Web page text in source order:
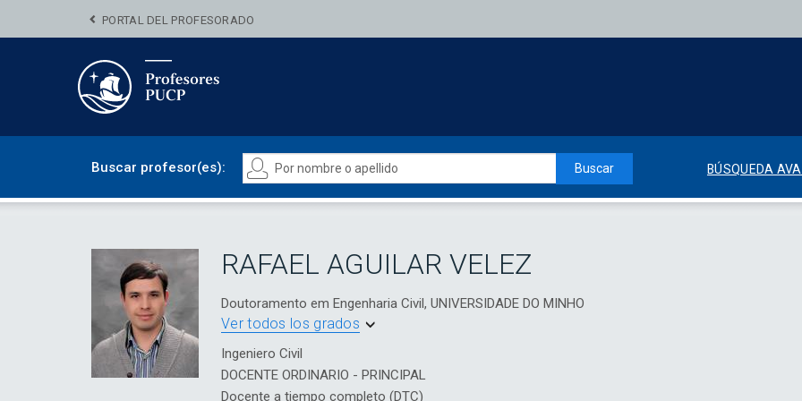
PORTAL DEL PROFESORADO
Buscar profesor(es): Buscar BÚSQUEDA
RAFAEL AGUILAR VELEZ
Doutoramento em Engenharia Civil, UNIVERSIDADE DO MINHO
Ver todos los grados
Ingeniero Civil
DOCENTE ORDINARIO - PRINCIPAL
Docente a tiempo completo (DTC)